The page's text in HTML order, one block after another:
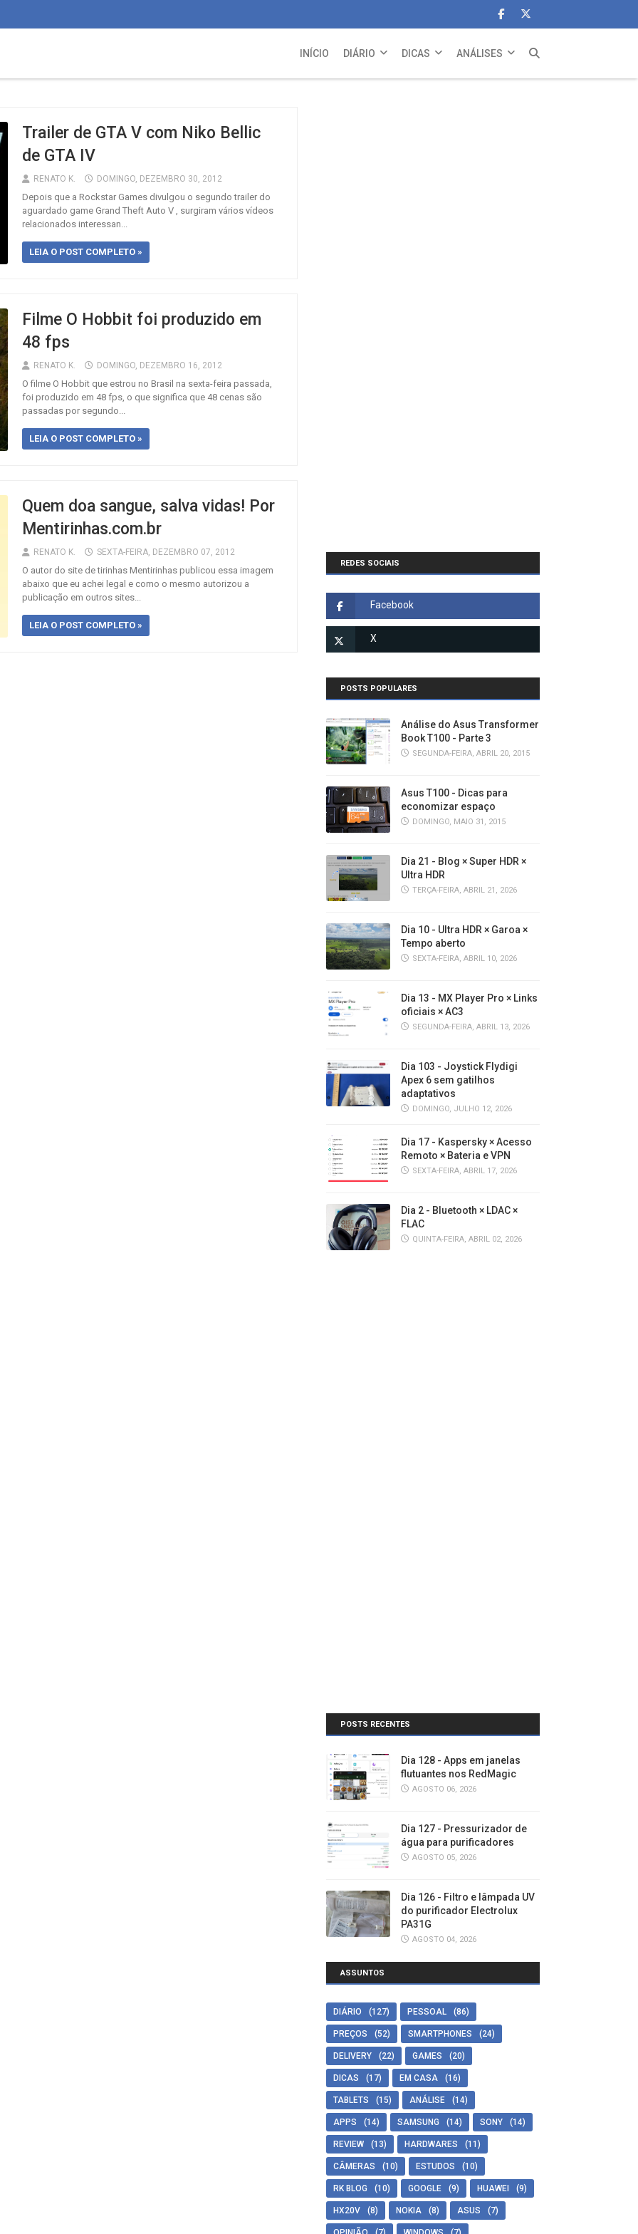
INÍCIO DIÁRIO DICAS ANÁLISES
Trailer de GTA V com Niko Bellic
de GTA IV
RENATO K. DOMINGO, DEZEMBRO 30, 2012
Depois que a Rockstar Games divulgou o segundo trailer do
aguardado game Grand Theft Auto V , surgiram vários vídeos
relacionados interessan...
LEIA O POST COMPLETO »
Filme O Hobbit foi produzido em
48 fps
RENATO K. DOMINGO, DEZEMBRO 16, 2012
O filme O Hobbit que estrou no Brasil na sexta-feira passada,
foi produzido em 48 fps, o que significa que 48 cenas são
passadas por segundo...
LEIA O POST COMPLETO »
Quem doa sangue, salva vidas! Por
Mentirinhas.com.br
RENATO K. SEXTA-FEIRA, DEZEMBRO 07, 2012
O autor do site de tirinhas Mentirinhas publicou essa imagem
abaixo que eu achei legal e como o mesmo autorizou a
publicação em outros sites...
LEIA O POST COMPLETO »
REDES SOCIAIS
POSTS POPULARES
Análise do Asus Transformer
Book T100 - Parte 3
SEGUNDA-FEIRA, ABRIL 20, 2015
Asus T100 - Dicas para
economizar espaço
DOMINGO, MAIO 31, 2015
Dia 21 - Blog × Super HDR ×
Ultra HDR
TERÇA-FEIRA, ABRIL 21, 2026
Dia 10 - Ultra HDR × Garoa ×
Tempo aberto
SEXTA-FEIRA, ABRIL 10, 2026
Dia 13 - MX Player Pro × Links
oficiais × AC3
SEGUNDA-FEIRA, ABRIL 13, 2026
Dia 103 - Joystick Flydigi
Apex 6 sem gatilhos
adaptativos
DOMINGO, JULHO 12, 2026
Dia 17 - Kaspersky × Acesso
Remoto × Bateria e VPN
SEXTA-FEIRA, ABRIL 17, 2026
Dia 2 - Bluetooth × LDAC ×
FLAC
QUINTA-FEIRA, ABRIL 02, 2026
POSTS RECENTES
Dia 128 - Apps em janelas
flutuantes nos RedMagic
AGOSTO 06, 2026
Dia 127 - Pressurizador de
água para purificadores
AGOSTO 05, 2026
Dia 126 - Filtro e lâmpada UV
do purificador Electrolux
PA31G
AGOSTO 04, 2026
ASSUNTOS
DIÁRIO (127) PESSOAL (86)
PREÇOS (52) SMARTPHONES (24)
DELIVERY (22) GAMES (20)
DICAS (17) EM CASA (16)
TABLETS (15) ANÁLISE (14)
APPS (14) SAMSUNG (14) SONY (14)
REVIEW (13) HARDWARES (11)
CÂMERAS (10) ESTUDOS (10)
RK BLOG (10) GOOGLE (9) HUAWEI (9)
HX20V (8) NOKIA (8) ASUS (7)